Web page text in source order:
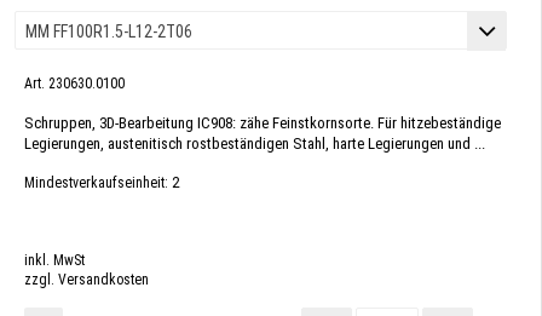
Art. 230630.0100
Schruppen, 3D-Bearbeitung IC908: zähe Feinstkornsorte. Für hitzebeständige
Legierungen, austenitisch rostbeständigen Stahl, harte Legierungen und ...
Mindestverkaufseinheit: 2
inkl. MwSt
zzgl. Versandkosten